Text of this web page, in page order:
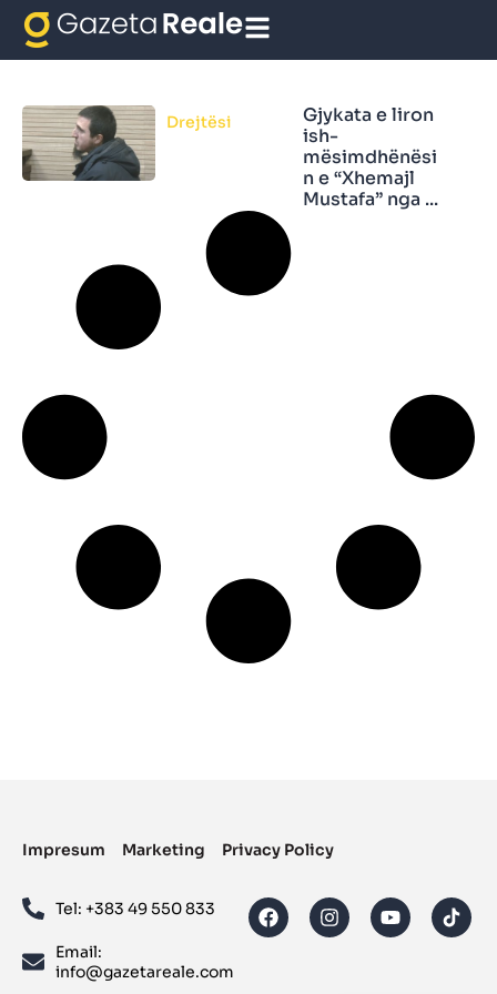
është liruar
Drejtësi
Gjykata e liron
ish-
mësimdhënësi
n e “Xhemajl
Mustafa” nga ...
Impresum Marketing Privacy Policy
Tel: ‪+383 49 550 833‬
Email:
info@gazetareale.com